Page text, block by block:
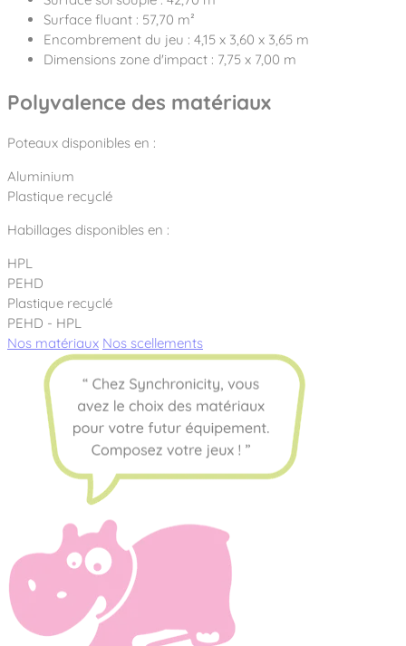
Surface fluant : 57,70 m²
Encombrement du jeu : 4,15 x 3,60 x 3,65 m
Dimensions zone d'impact : 7,75 x 7,00 m
Polyvalence des matériaux
Poteaux disponibles en :
Aluminium
Plastique recyclé
Habillages disponibles en :
HPL
PEHD
Plastique recyclé
PEHD - HPL
Nos matériaux Nos scellements